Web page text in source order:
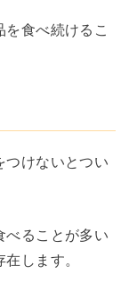
食べ続けるこ
つけないとつい
べることが多い
します。